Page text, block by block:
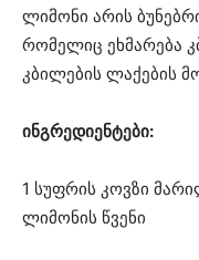
ლიმონი არის
რომელიც ეხმარება
კბილების ლაქების
ინგრედიენტები:
1 სუფრის კოვზი
ლიმონის წვენი